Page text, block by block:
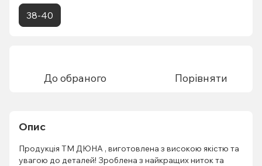
38-40
До обраного Порівняти
Опис
Продукція ТМ ДЮНА , виготовлена з високою якістю та
увагою до деталей! Зроблена з найкращих ниток та